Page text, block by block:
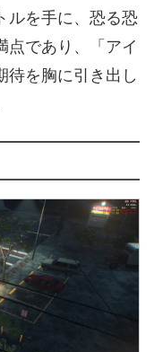
ルを手に、恐る恐
点であり、「アイ
待を胸に引き出し